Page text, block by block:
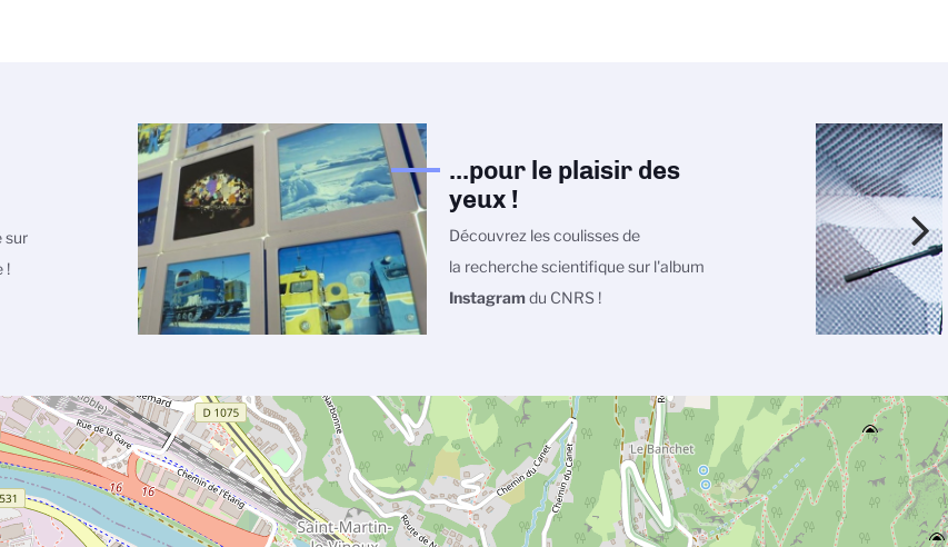
sur
!
...pour le plaisir des
yeux !
Découvrez les coulisses de
la recherche scientifique sur l'album
Instagramdu CNRS !